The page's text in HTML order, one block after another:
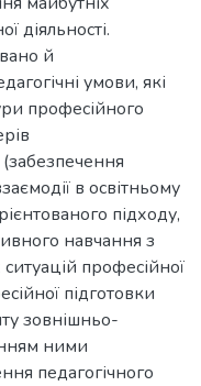
діяльності.
й
умови, які
професійного
(забезпечення
в освітньому
підходу,
навчання з
професійної
підготовки
зовнішньо-
ними
педагогічного